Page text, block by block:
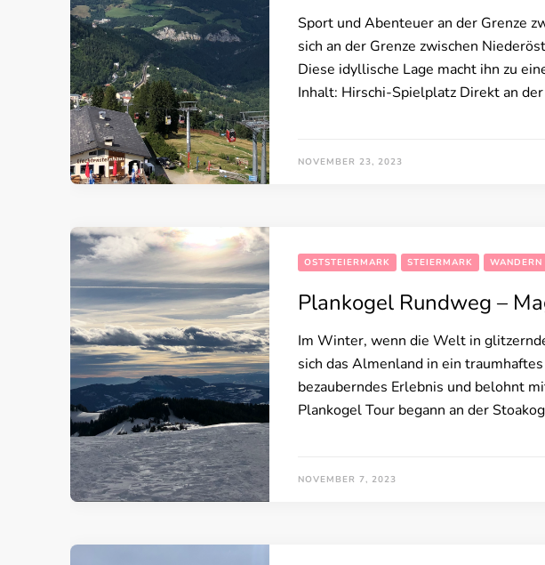
Sport und Abenteuer an der Grenze
sich an der Grenze zwischen
Diese idyllische Lage macht ihn zu
Inhalt: Hirschi-Spielplatz Direkt an
NOVEMBER 23, 2023
OSTSTEIERMARK STEIERMARK WANDERN
Plankogel Rundweg –
Im Winter, wenn die Welt in
sich das Almenland in ein
bezauberndes Erlebnis und belohnt
Plankogel Tour begann an der
NOVEMBER 7, 2023